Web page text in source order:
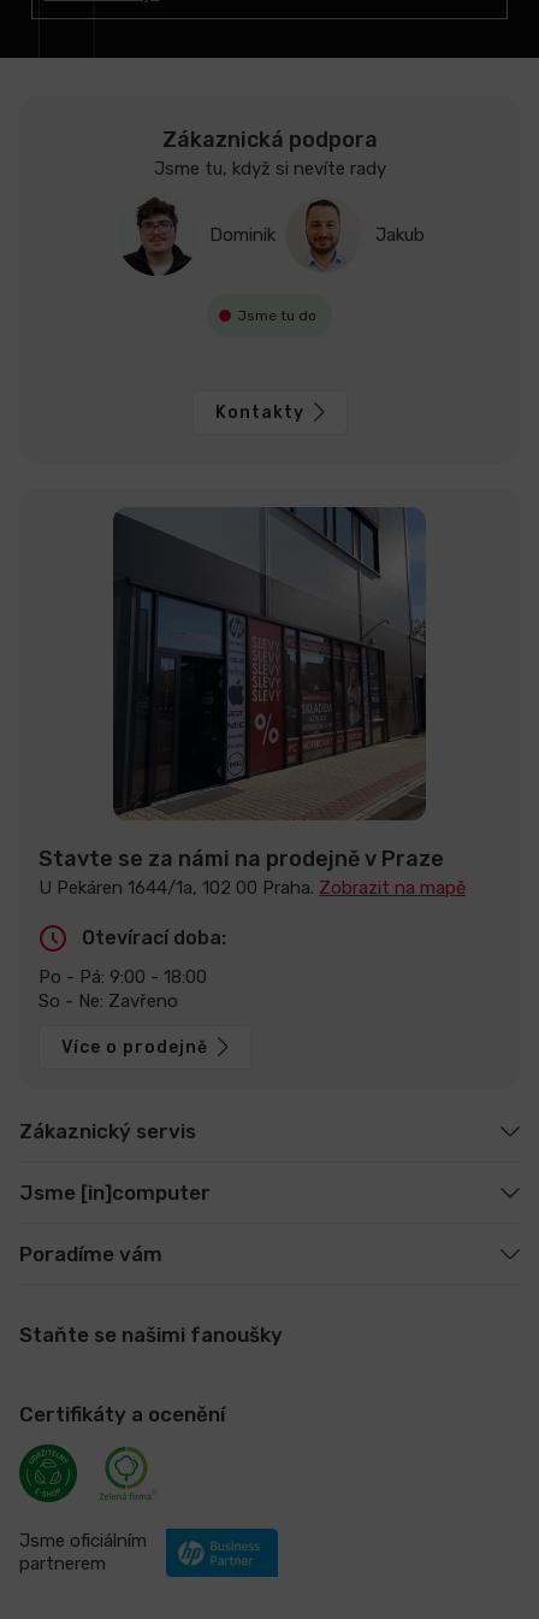
Zákaznická podpora
Jsme tu, když si nevíte rady
Dominik Jakub
Jsme tu do
Kontakty
Stavte se za námi na prodejně v Praze
U Pekáren 1644/1a, 102 00 Praha. Zobrazit na mapě
Otevírací doba:
Po - Pá: 9:00 - 18:00
So - Ne: Zavřeno
Více o prodejně
Zákaznický servis
Jsme [in]computer
Poradíme vám
Staňte se našimi fanoušky
Certifikáty a ocenění
Jsme oficiálním
partnerem